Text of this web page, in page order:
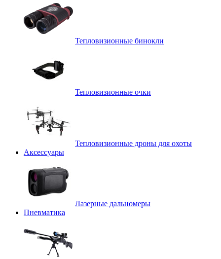
Тепловизионные бинокли
Тепловизионные очки
Тепловизионные дроны для охоты
Аксессуары
Лазерные дальномеры
Пневматика